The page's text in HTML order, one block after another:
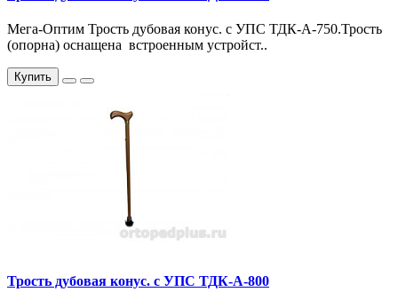
Мега-Оптим Трость дубовая конус. с УПС ТДК-А-750.Трость
(опорна) оснащена встроенным устройст..
Купить
Трость дубовая конус. с УПС ТДК-А-800